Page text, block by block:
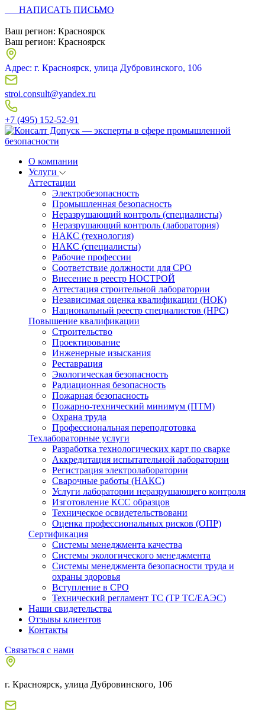
НАПИСАТЬ ПИСЬМО
Ваш регион: Красноярск
Ваш регион: Красноярск
Адрес: г. Красноярск, улица Дубровинского, 106
stroi.consult@yandex.ru
+7 (495) 152-52-91
О компании
Услуги
Аттестации
Электробезопасность
Промышленная безопасность
Неразрушающий контроль (специалисты)
Неразрушающий контроль (лаборатория)
НАКС (технология)
НАКС (специалисты)
Рабочие профессии
Соответствие должности для СРО
Внесение в реестр НОСТРОЙ
Аттестация строительной лаборатории
Независимая оценка квалификации (НОК)
Национальный реестр специалистов (НРС)
Повышение квалификации
Строительство
Проектирование
Инженерные изыскания
Реставрация
Экологическая безопасность
Радиационная безопасность
Пожарная безопасность
Пожарно-технический минимум (ПТМ)
Охрана труда
Профессиональная переподготовка
Техлабораторные услуги
Разработка технологических карт по сварке
Аккредитация испытательной лаборатории
Регистрация электролаборатории
Сварочные работы (НАКС)
Услуги лаборатории неразрушающего контроля
Изготовление КСС образцов
Техническое освидетельствовани
Оценка профессиональных рисков (ОПР)
Сертификация
Системы менеджмента качества
Системы экологического менеджмента
Системы менеджмента безопасности труда и
охраны здоровья
Вступление в СРО
Технический регламент ТС (ТР ТС/ЕАЭС)
Наши свидетельства
Отзывы клиентов
Контакты
Связаться с нами
г. Красноярск, улица Дубровинского, 106